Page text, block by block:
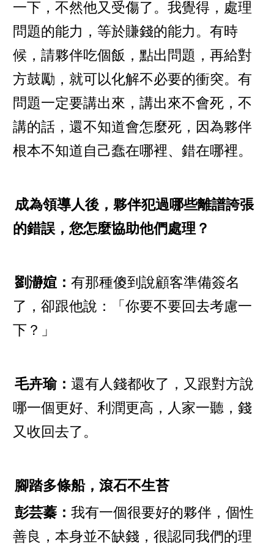
一下，不然他又受傷了。我覺得，處理
問題的能力，等於賺錢的能力。有時
候，請夥伴吃個飯，點出問題，再給對
方鼓勵，就可以化解不必要的衝突。有
問題一定要講出來，講出來不會死，不
講的話，還不知道會怎麼死，因為夥伴
根本不知道自己蠢在哪裡、錯在哪裡。
成為領導人後，夥伴犯過哪些離譜誇張
的錯誤，您怎麼協助他們處理？
劉瀞媗： 有那種傻到說顧客準備簽名
了，卻跟他說：「你要不要回去考慮一
下？」
毛卉瑜： 還有人錢都收了，又跟對方說
哪一個更好、利潤更高，人家一聽，錢
又收回去了。
腳踏多條船，滾石不生苔
彭芸蓁： 我有一個很要好的夥伴，個性
善良，本身並不缺錢，很認同我們的理